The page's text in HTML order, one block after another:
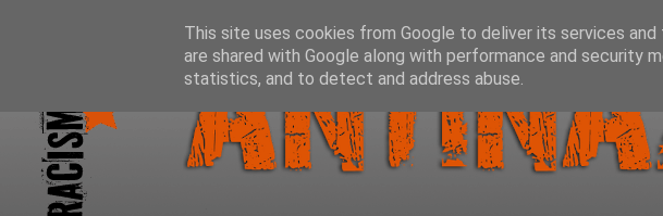
This site uses cookies from Google to deliver its services
are shared with Google along with performance and security
statistics, and to detect and address abuse.